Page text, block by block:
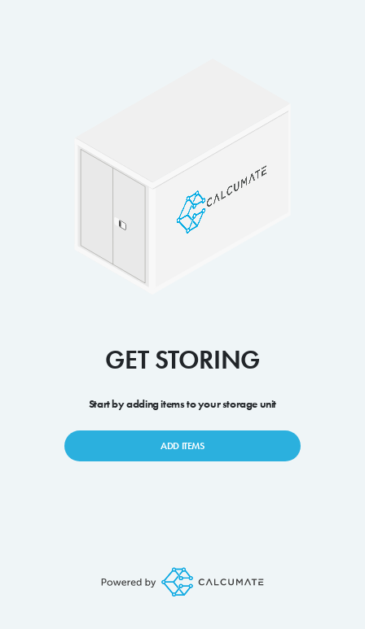
GET STORING
Start by adding items to your storage unit
ADD ITEMS